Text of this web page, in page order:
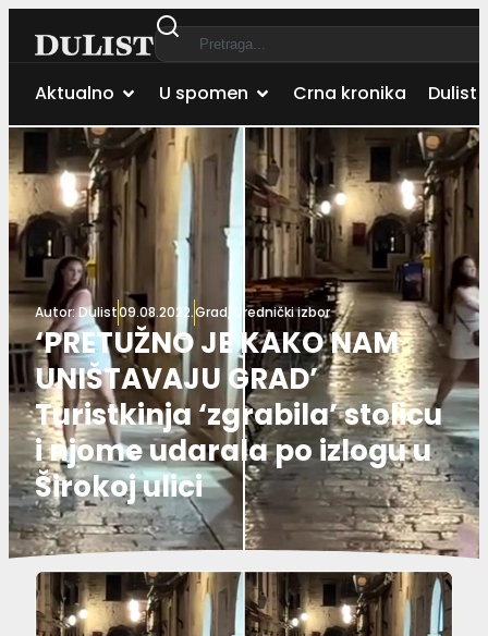
Aktualno U spomen Crna kronika Dulist
Autor:Dulist09.08.2022.Grad, Urednički izbor
‘PRETUŽNO JE KAKO NAM
UNIŠTAVAJU GRAD’
Turistkinja ‘zgrabila’ stolicu
i njome udarala po izlogu u
Širokoj ulici